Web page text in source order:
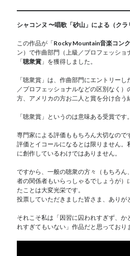
シャコンヌ 〜唱歌「砂山」による（クラ
この作品が「Rocky Mountain音楽コン
ン）で作曲部門（上級／プロフェッショ
「聴衆賞 」を獲得しました。
「聴衆賞」は、作曲部門にエントリー
／プロフェッショナルなどの区別なく
方、アメリカの方お二人と賞を分け合う
「聴衆賞」というのは意味ある受賞です。
専門家による評価ももちろん大切なので
評価とイコールになるとは限りません。
に創作しているわけではありません。
ですから、一般の聴衆の方々（もちろん
者の関係者もいらっしゃるでしょうが）
たことは大変光栄です。
投票していただきました皆さま、ありが
それこそ私は「因習に囚われすぎず、か
れすぎてもいない」作品だと思っており